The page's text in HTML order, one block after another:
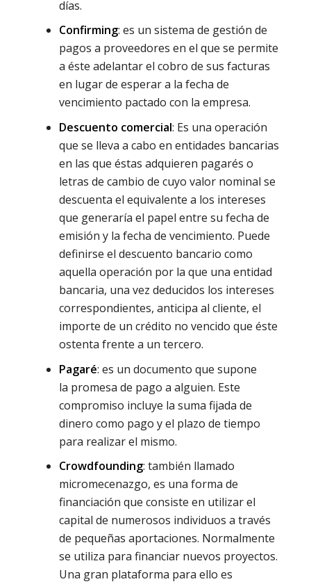
días.
Confirming: es un sistema de gestión de
pagos a proveedores en el que se permite
a éste adelantar el cobro de sus facturas
en lugar de esperar a la fecha de
vencimiento pactado con la empresa.
Descuento comercial: Es una operación
que se lleva a cabo en entidades bancarias
en las que éstas adquieren pagarés o
letras de cambio de cuyo valor nominal se
descuenta el equivalente a los intereses
que generaría el papel entre su fecha de
emisión y la fecha de vencimiento. Puede
definirse el descuento bancario como
aquella operación por la que una entidad
bancaria, una vez deducidos los intereses
correspondientes, anticipa al cliente, el
importe de un crédito no vencido que éste
ostenta frente a un tercero.
Pagaré: es un documento que supone
la promesa de pago a alguien. Este
compromiso incluye la suma fijada de
dinero como pago y el plazo de tiempo
para realizar el mismo.
Crowdfounding: también llamado
micromecenazgo, es una forma de
financiación que consiste en utilizar el
capital de numerosos individuos a través
de pequeñas aportaciones. Normalmente
se utiliza para financiar nuevos proyectos.
Una gran plataforma para ello es